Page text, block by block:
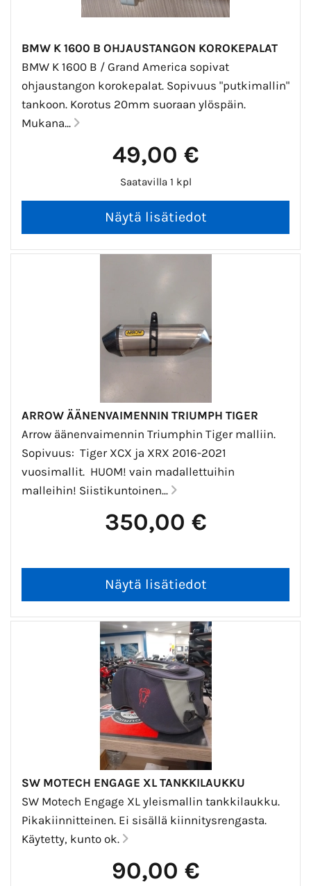
BMW K 1600 B OHJAUSTANGON KOROKEPALAT
BMW K 1600 B / Grand America sopivat
ohjaustangon korokepalat. Sopivuus "putkimallin"
tankoon. Korotus 20mm suoraan ylöspäin.
Mukana...
49,00 €
Saatavilla 1 kpl
ARROW ÄÄNENVAIMENNIN TRIUMPH TIGER
Arrow äänenvaimennin Triumphin Tiger malliin.
Sopivuus: Tiger XCX ja XRX 2016-2021
vuosimallit. HUOM! vain madallettuihin
malleihin! Siistikuntoinen...
350,00 €
SW MOTECH ENGAGE XL TANKKILAUKKU
SW Motech Engage XL yleismallin tankkilaukku.
Pikakiinnitteinen. Ei sisällä kiinnitysrengasta.
Käytetty, kunto ok.
90,00 €